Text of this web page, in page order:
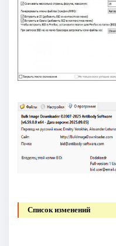
Список изменений